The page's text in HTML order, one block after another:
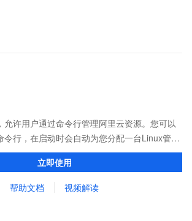
允许用户通过命令行管理阿里云资源。您可以
令行，在启动时会自动为您分配一台Linux管理
等多种云管理工具和ssh、vim、jq等系
立即使用
帮助文档 视频解读